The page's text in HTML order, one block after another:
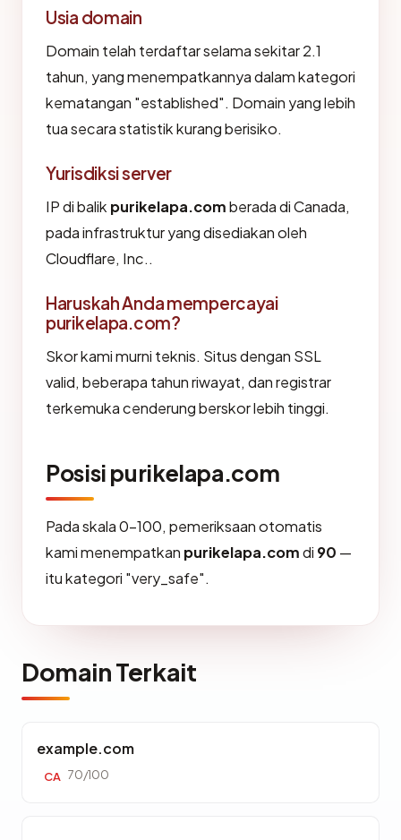
Usia domain
Domain telah terdaftar selama sekitar 2.1
tahun, yang menempatkannya dalam kategori
kematangan "established". Domain yang lebih
tua secara statistik kurang berisiko.
Yurisdiksi server
IP di balik purikelapa.comberada di Canada,
pada infrastruktur yang disediakan oleh
Cloudflare, Inc..
Haruskah Anda mempercayai
purikelapa.com?
Skor kami murni teknis. Situs dengan SSL
valid, beberapa tahun riwayat, dan registrar
terkemuka cenderung berskor lebih tinggi.
Posisi purikelapa.com
Pada skala 0-100, pemeriksaan otomatis
kami menempatkan purikelapa.comdi 90 —
itu kategori "very_safe".
Domain Terkait
example.com
CA 70/100